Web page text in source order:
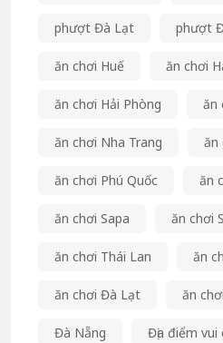
phượt Đà Lạt phượt
ăn chơi Huế ăn chơi
ăn chơi Hải Phòng ăn
ăn chơi Nha Trang ăn
ăn chơi Phú Quốc ăn
ăn chơi Sapa ăn chơi
ăn chơi Thái Lan ăn
ăn chơi Đà Lạt ăn
Đà Nẵng Địa điểm vui